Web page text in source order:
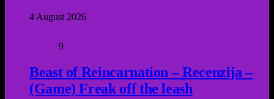
4 August 2026
9
Beast of Reincarnation – Recenzija –
(Game) Freak off the leash